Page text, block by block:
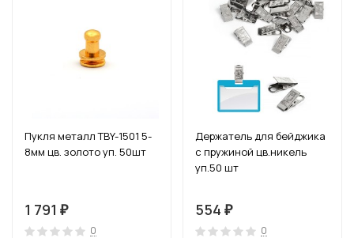
Пукля металл TBY-1501 5-
8мм цв. золото уп. 50шт
1 791 ₽
0
Держатель для бейджика
с пружиной цв.никель
уп.50 шт
554 ₽
0